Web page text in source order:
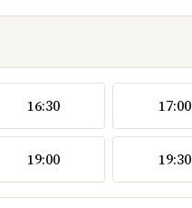
16:30 17:00
19:00 19:30